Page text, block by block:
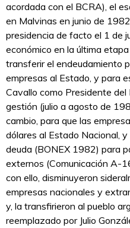
acordada con el BCRA), el
en Malvinas en junio de
presidencia de facto el 1 de
económico en la última
transferir el endeudamiento
empresas al Estado, y para
Cavallo como Presidente
gestión (julio a agosto de
cambio, para que las
dólares al Estado Nacional,
deuda (BONEX 1982) para
externos (Comunicación A-
con ello, disminuyeron
empresas nacionales y
y, la transfirieron al pueblo
reemplazado por Julio